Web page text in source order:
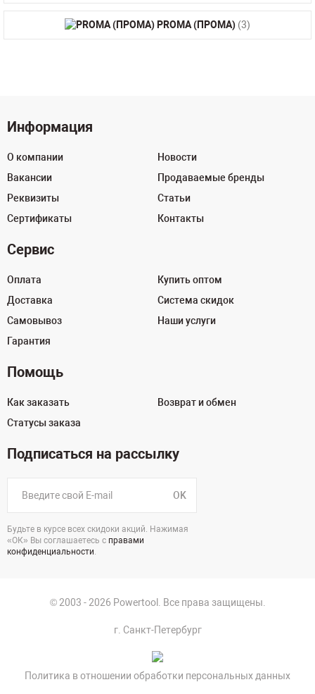
PROMA (ПРОМА) (3)
Информация
О компании
Вакансии
Реквизиты
Сертификаты
Новости
Продаваемые бренды
Статьи
Контакты
Сервис
Оплата
Доставка
Самовывоз
Гарантия
Купить оптом
Система скидок
Наши услуги
Помощь
Как заказать
Статусы заказа
Возврат и обмен
Подписаться на рассылку
OK
Будьте в курсе всех скидоки акций. Нажимая
«ОК» Вы соглашаетесь с правами
конфиденциальности.
© 2003 - 2026 Powertool. Все права защищены.
г. Санкт-Петербург
Политика в отношении обработки персональных данных